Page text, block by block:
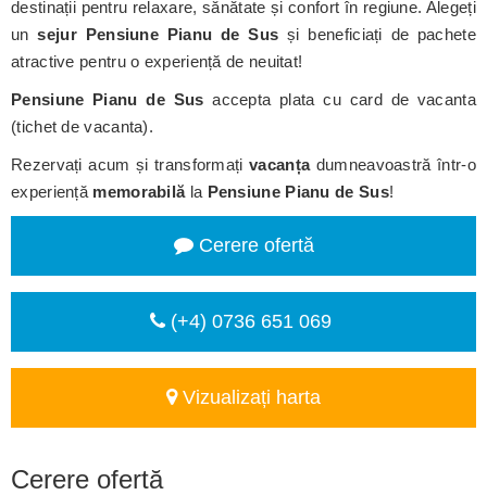
destinații pentru relaxare, sănătate și confort în regiune. Alegeți
unsejur Pensiune Pianu de Sus și beneficiați de pachete
atractive pentru o experiență de neuitat!
Pensiune Pianu de Sus accepta plata cu card de vacanta
(tichet de vacanta).
Rezervați acum și transformațivacanțadumneavoastră într-o
experiență memorabilăla Pensiune Pianu de Sus!
Cerere ofertă
(+4) 0736 651 069
Vizualizați harta
Cerere ofertă